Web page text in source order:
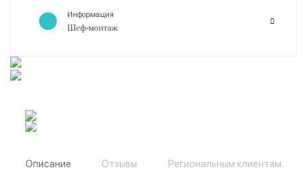
Информация
Шеф-монтаж
Описание Отзывы Региональным клиентам